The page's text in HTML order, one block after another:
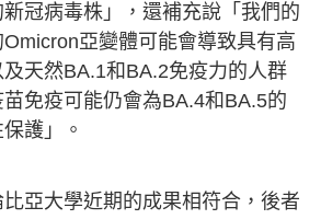
冠病毒株」，還補充說「我們的
亞變體可能會導致具有高
天然BA.1和BA.2免疫力的人群
免疫可能仍會為BA.4和BA.5的
護」。
亞大學近期的成果相符合，後者